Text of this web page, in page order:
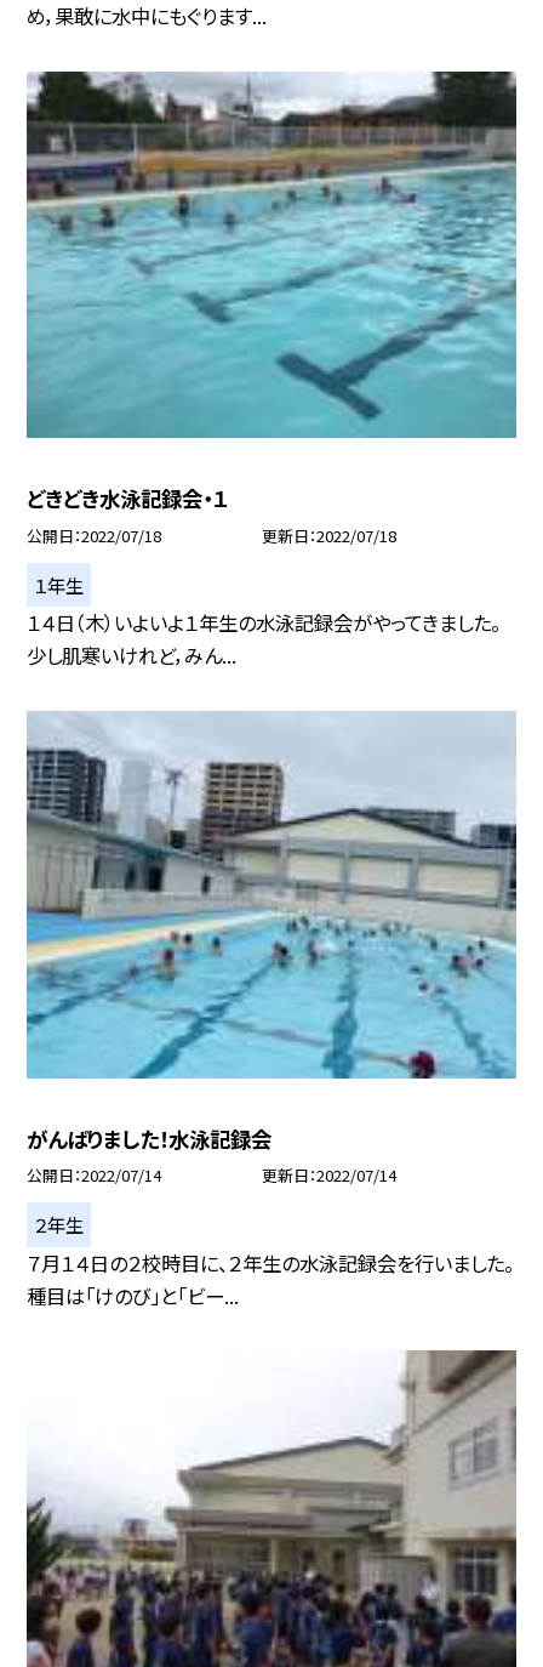
め，果敢に水中にもぐります...
どきどき水泳記録会・１
公開日 2022/07/18 更新日 2022/07/18
１年生
１４日（木）いよいよ１年生の水泳記録会がやってきました。
少し肌寒いけれど，みん...
がんばりました！水泳記録会
公開日 2022/07/14 更新日 2022/07/14
２年生
７月１４日の２校時目に、２年生の水泳記録会を行いました。
種目は「けのび」と「ビー...